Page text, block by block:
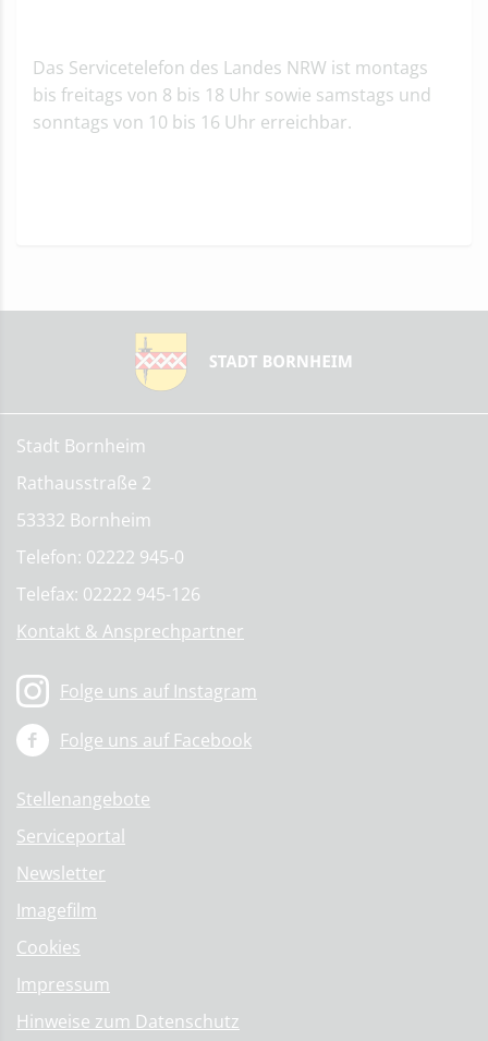
Das Servicetelefon des Landes NRW ist montags
bis freitags von 8 bis 18 Uhr sowie samstags und
sonntags von 10 bis 16 Uhr erreichbar.
Stadt Bornheim
Rathausstraße 2
53332 Bornheim
Telefon: 02222 945-0
Telefax: 02222 945-126
Kontakt & Ansprechpartner
Folge uns auf Instagram
Folge uns auf Facebook
Stellenangebote
Serviceportal
Newsletter
Imagefilm
Cookies
Impressum
Hinweise zum Datenschutz